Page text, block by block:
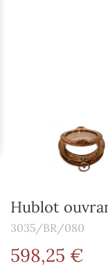
Hublot
3035/BR/080
598,25 €